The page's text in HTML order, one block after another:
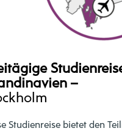
–
Studienreise bietet den